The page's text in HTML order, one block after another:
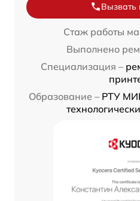
Вызвать
Стаж работы
Выполнено
Специализация –
Образование – РТУ